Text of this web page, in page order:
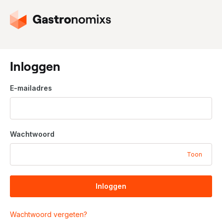
G
a
a
r
d
e
o
m
e
a
g
n
a
Inloggen
E-mailadres
Wachtwoord
Toon
Inloggen
Wachtwoord vergeten?